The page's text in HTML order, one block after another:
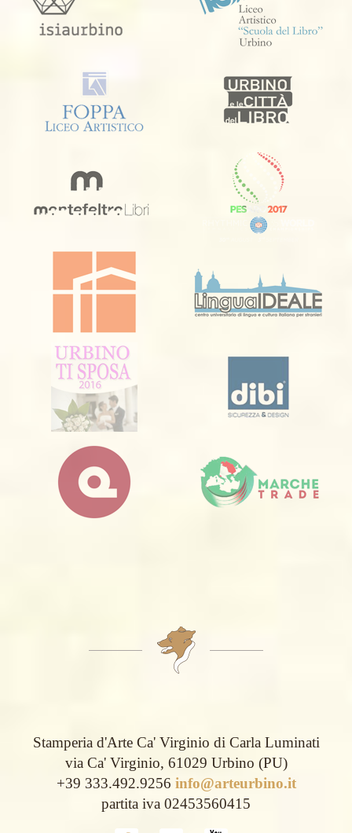
Stamperia d'Arte Ca' Virginio di Carla Luminati
via Ca' Virginio, 61029 Urbino (PU)
+39 333.492.9256 info@arteurbino.it
partita iva 02453560415